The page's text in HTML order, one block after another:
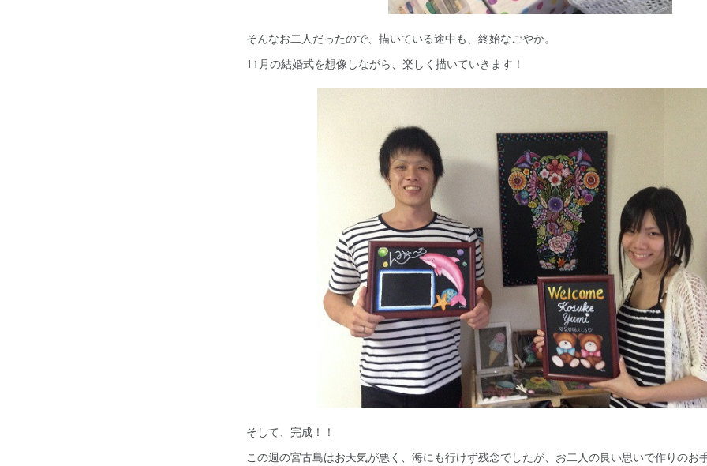
そんなお二人だったので、描いている途中も、終始なごやか。
11月の結婚式を想像しながら、楽しく描いていきます！
そして、完成！！
この週の宮古島はお天気が悪く、海にも行けず残念でしたが、お二人の良い思いで作りのお